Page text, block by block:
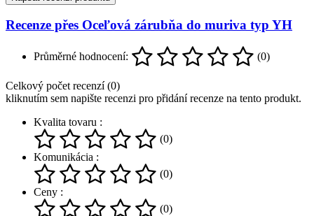
Recenze přes Oceľová zárubňa do muriva typ YH
Průměrné hodnocení: (0)
Celkový počet recenzí (0)
kliknutím sem napište recenzi pro přidání recenze na tento produkt.
Kvalita tovaru :
(0)
Komunikácia :
(0)
Ceny :
(0)